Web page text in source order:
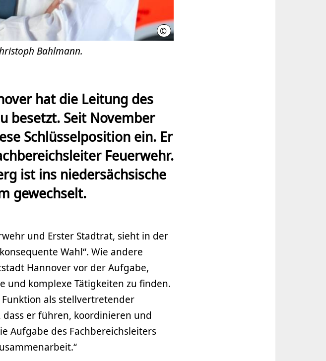
© Ulrich Reinecke Photography
Bahlmann.
hat die Leitung des
besetzt. Seit November
Schlüsselposition ein. Er
Feuerwehr.
ist ins niedersächsische
gewechselt.
und Erster Stadtrat, sieht in der
Wahl“. Wie andere
Hannover vor der Aufgabe,
und komplexe Tätigkeiten zu finden.
als stellvertretender
er führen, koordinieren und
Aufgabe des Fachbereichsleiters